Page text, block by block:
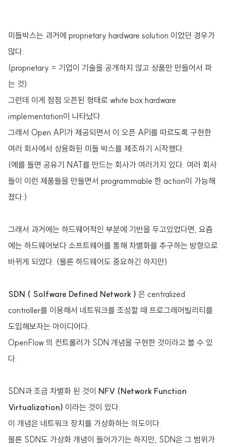
미들박스는 과거에 proprietary hardware solution 이었던 경우가
많다.
(proprietary = 기업이 기술을 공개하지 않고 상품만 만들어서 파
는 것)
그런데 이게 점점 오픈된 형태로 white box hardware
implementation이 나타났다.
그래서 Open API가 제공되면서 이 오픈 API를 따르도록 구현한
여러 회사에서 상용화된 미들 박스를 제조하기 시작했다.
(예를 들면 공유기 NAT를 만드는 회사가 여러가지 있다. 여러 회사
들이 이런 제품들을 만들면서 programmable 한 action이 가능해
졌다.)
그래서 과거에는 하드웨어적인 부분에 기반을 두고있었다면, 요즘
에는 하드웨어보다 소프트웨어를 통해 차별화를 추구하는 방향으로
바뀌게 되었다. (물론 하드웨어도 중요하긴 하지만)
SDN ( Solfware Defined Network ) 은 centralized
controller를 이용해서 네트워크를 조성할 때 프로그래머빌리티를
도입해보자는 아이디어다.
OpenFlow 의 컨트롤러가 SDN 개념을 구현한 것이라고 볼 수 있
다.
SDN과 조금 차별화 된 것이 NFV (Network Function
Virtualization) 이라는 것이 있다.
이 개념은 네트워크 장치를 가상화하는 의도이다.
물론 SDN도 가상화 개념이 들어가기는 하지만, SDN은 그 범위가